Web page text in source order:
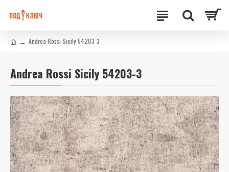
Andrea Rossi Sicily 54203-3
Andrea Rossi Sicily 54203-3